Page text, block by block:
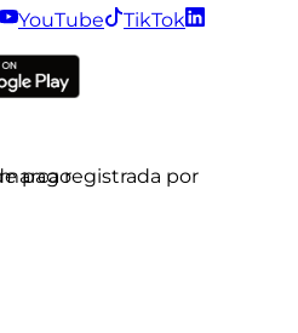
YouTube
TikTok
registrada por